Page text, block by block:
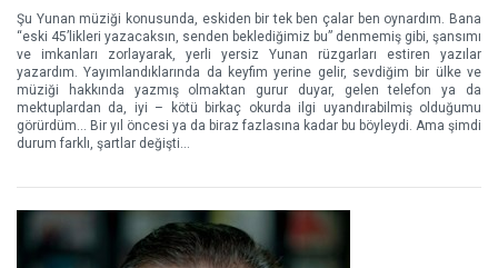
Şu Yunan müziği konusunda, eskiden bir tek ben çalar ben oynardım. Bana
“eski 45’likleri yazacaksın, senden beklediğimiz bu” denmemiş gibi, şansımı
ve imkanları zorlayarak, yerli yersiz Yunan rüzgarları estiren yazılar
yazardım. Yayımlandıklarında da keyfim yerine gelir, sevdiğim bir ülke ve
müziği hakkında yazmış olmaktan gurur duyar, gelen telefon ya da
mektuplardan da, iyi – kötü birkaç okurda ilgi uyandırabilmiş olduğumu
görürdüm... Bir yıl öncesi ya da biraz fazlasına kadar bu böyleydi. Ama şimdi
durum farklı, şartlar değişti...